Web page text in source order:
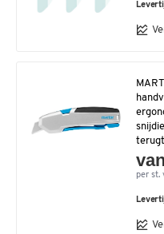
per st.